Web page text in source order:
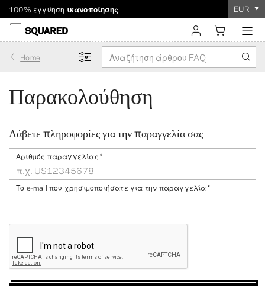
Αποστολή σε όλο τον κόσμο. Μειωμένα μεταφορικά για
παραγγελίες άνω των $60
Η παραγγελία διαρκεί
100% εγγύηση ικανοποίησης EUR
σύνδεση
Home
Παρακολούθηση
Λάβετε πληροφορίες για την παραγγελία σας
Αριθμός παραγγελίας*
Το e-mail που χρησιμοποιήσατε για την παραγγελία*